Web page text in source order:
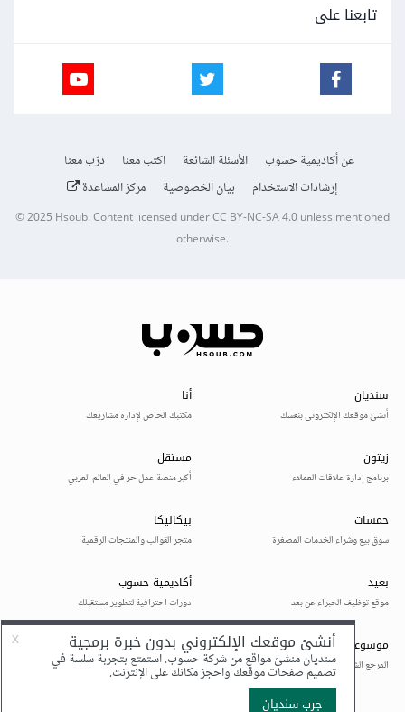
تابعنا على
عن أكاديمية حسوب الأسئلة الشائعة اكتب معنا
درّب معنا
إرشادات الاستخدام
بيان الخصوصية مركز المساعدة
© 2025Hsoub.Content licensed underCC BY-NC-SA 4.0unless mentioned
otherwise.